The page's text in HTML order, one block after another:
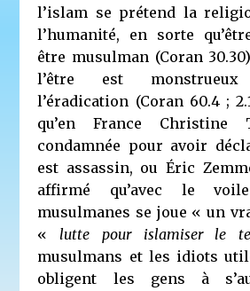
l’islam se prétend la
l’humanité, en sorte
être musulman (Coran
l’être est
l’éradication (Coran 60.4 ;
qu’en France
condamnée pour avoir
est assassin, ou Éric
affirmé qu’avec le
musulmanes se joue « un
« lutte pour islamiser le
musulmans et les idiots
obligent les gens à